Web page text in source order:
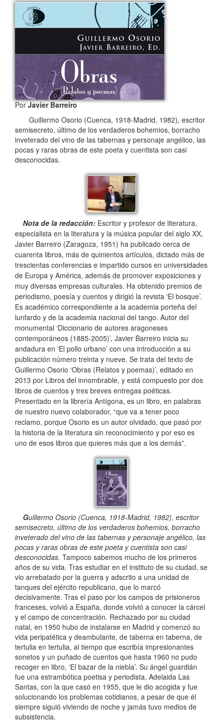
PorJavier Barreiro
Guillermo Osorio (Cuenca, 1918-Madrid, 1982), escritor
semisecreto, último de los verdaderos bohemios, borracho
inveterado del vino de las tabernas y personaje angélico, las
pocas y raras obras de este poeta y cuentista son casi
desconocidas.
Nota de la redacción: Escritor y profesor de literatura,
especialista en la literatura y la música popular del siglo XX,
Javier Barreiro (Zaragoza, 1951) ha publicado cerca de
cuarenta libros, más de quinientos artículos, dictado más de
trescientas conferencias e impartido cursos en universidades
de Europa y América, además de promover exposiciones y
muy diversas empresas culturales. Ha obtenido premios de
periodismo, poesía y cuentos y dirigió la revista ‘El bosque’.
Es académico correspondiente a la academia porteña del
lunfardo y de la academia nacional del tango. Autor del
monumental ‘Diccionario de autores aragoneses
contemporáneos (1885-2005)’, Javier Barreiro inicia su
andadura en ‘El pollo urbano’ con una introducción a su
publicación número treinta y nueve. Se trata del texto de
Guillermo Osorio ‘Obras (Relatos y poemas)’, editado en
2013 por Libros del innombrable, y está compuesto por dos
libros de cuentos y tres breves entregas poéticas.
Presentado en la librería Antígona, es un libro, en palabras
de nuestro nuevo colaborador, “que va a tener poco
reclamo, porque Osorio es un autor olvidado, que pasó por
la historia de la literatura sin reconocimiento y por eso es
uno de esos libros que quieres más que a los demás”.
Guillermo Osorio (Cuenca, 1918-Madrid, 1982), escritor
semisecreto, último de los verdaderos bohemios, borracho
inveterado del vino de las tabernas y personaje angélico, las
pocas y raras obras de este poeta y cuentista son casi
desconocidas. Tampoco sabemos mucho de los primeros
años de su vida. Tras estudiar en el instituto de su ciudad, se
vio arrebatado por la guerra y adscrito a una unidad de
tanques del ejército republicano, que lo marcó
decisivamente. Tras el paso por los campos de prisioneros
franceses, volvió a España, donde volvió a conocer la cárcel
y el campo de concentración. Rechazado por su ciudad
natal, en 1950 hubo de instalarse en Madrid y comenzó su
vida peripatética y deambulante, de taberna en taberna, de
tertulia en tertulia, al tiempo que escribía impresionantes
sonetos y un puñado de cuentos que hasta 1960 no pudo
recoger en libro, ‘El bazar de la niebla’. Su ángel guardián
fue una estrambótica poetisa y periodista, Adelaida Las
Santas, con la que casó en 1955, que le dio acogida y fue
solucionando los problemas cotidianos, a pesar de que él
siempre siguió viviendo de noche y jamás tuvo medios de
subsistencia.